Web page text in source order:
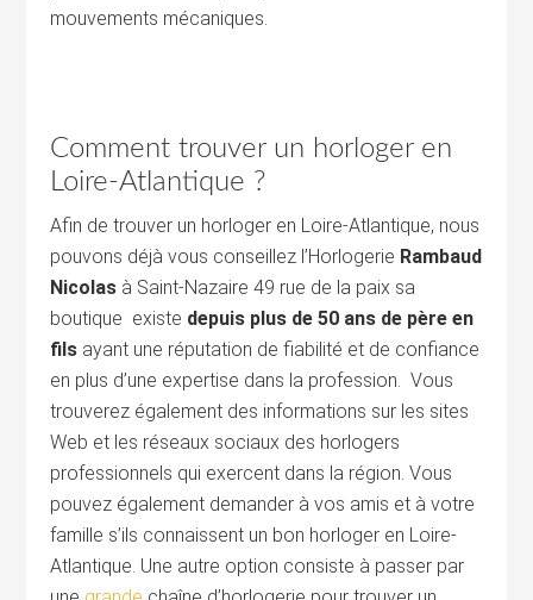
mouvements mécaniques.
Comment trouver un horloger en
Loire-Atlantique ?
Afin de trouver un horloger en Loire-Atlantique, nous
pouvons déjà vous conseillez l’Horlogerie Rambaud
Nicolas à Saint-Nazaire 49 rue de la paix sa
boutique existe depuis plus de 50 ans de père en
fils ayant une réputation de fiabilité et de confiance
en plus d’une expertise dans la profession. Vous
trouverez également des informations sur les sites
Web et les réseaux sociaux des horlogers
professionnels qui exercent dans la région. Vous
pouvez également demander à vos amis et à votre
famille s’ils connaissent un bon horloger en Loire-
Atlantique. Une autre option consiste à passer par